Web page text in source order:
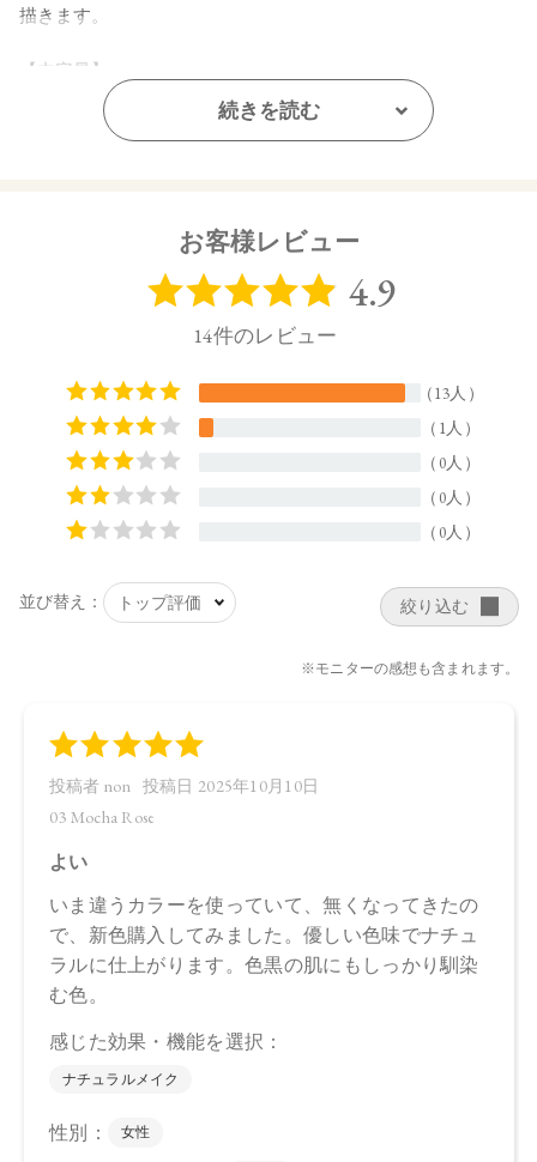
描きます。
【内容量】
リグリセリル－２、ラウリン酸亜鉛、イソステアリン酸水添
リーブ果実油、カニナバラ果実油、トコフェロール、ホホバ
リグリセリル－３、カミツレ花エキス、マイカ、合成フルオ
ロフロゴパイト、酸化鉄、グンジョウ、酸化チタン、水酸化
【原産国】
【メーカー品番】
店舗でお問い合わせの際には、下記品番をお伝え下さい。
【店舗発売日】
CosmeKitchen 2025/8/1
Biople 2025/8/1
※店舗での取り扱いや詳しい在庫状況につきましては、各店
※発売日は予告なく変更する可能性がございます。予めご了
承ください。
※通常はご注文より１～３営業日での発送となります。
商品によっては、お届けまで１～２週間かかる場合がござい
ますので予めご了承ください。
合がございます。
載と異なる場合がございます。
続きを読む
お客様レビュー